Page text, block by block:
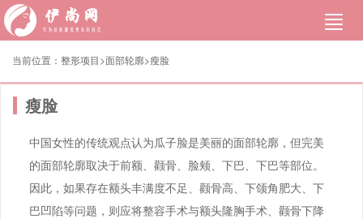
当前位置： 整形项目>面部轮廓>瘦脸
瘦脸
中国女性的传统观点认为瓜子脸是美丽的面部轮廓，但完美
的面部轮廓取决于前额、颧骨、脸颊、下巴、下巴等部位。
因此，如果存在额头丰满度不足、颧骨高、下颌角肥大、下
巴凹陷等问题，则应将整容手术与额头隆胸手术、颧骨下降